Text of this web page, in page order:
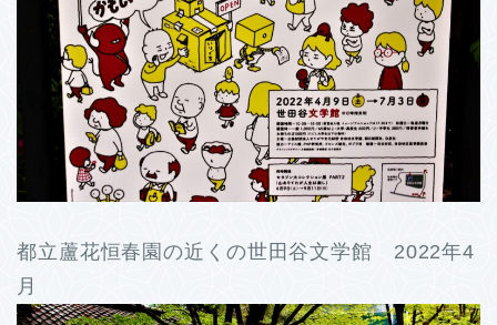
都立蘆花恒春園の近くの世田谷文学館 2022年4
月